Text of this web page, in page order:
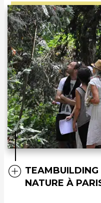
TEAMBUILDING
NATURE À